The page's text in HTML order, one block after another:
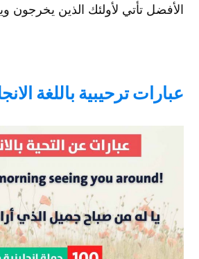
الأفضل تأتي لأولئك الذين يخرجون
عبارات ترحيبية باللغة